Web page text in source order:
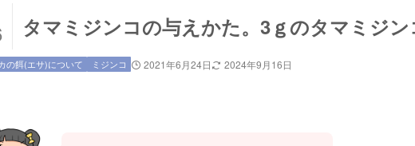
タマミジンコの与えかた。3ｇのタマミジ
の餌(エサ)について ミジンコ 2021年6月24日 2024年9月16日